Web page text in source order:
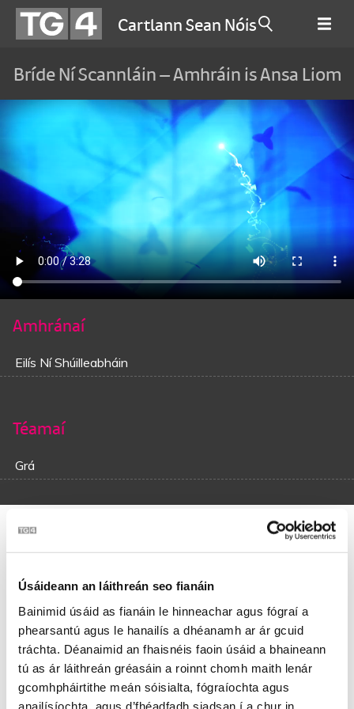
Úsáideann an láithreán seo fianáin
Bainimid úsáid as fianáin le hinneachar agus fógraí a
phearsantú agus le hanailís a dhéanamh ar ár gcuid
tráchta. Déanaimid an fhaisnéis faoin úsáid a bhaineann
tú as ár láithreán gréasáin a roinnt chomh maith lenár
gcomhpháirtithe meán sóisialta, fógraíochta agus
anailísíochta, agus d’fhéadfadh siadsan í a chur in
Cartlann Sean Nóis
Bríde Ní Scannláin – Amhráin is Ansa Liom
Amhránaí
Eilís Ní Shúilleabháin
Téamaí
Grá
Bríde Ní Scannláin
Do casadh mé síos go dtí an Town Hall, ag amharc im’
Mar bhí fógraí breacaithe ar gach falla ‘gus claí ann, go
mbeadh pictiúirí istoíche le taispeáint.
Do bhreathnaíos go cruinn ar an ofráil, ar chairt a bhí líonta
de dhrongáin,
Isteach tríd an halla bhí sreanga acu fíte ‘s gach éinne ar a
dhícheall a’ stúáil.